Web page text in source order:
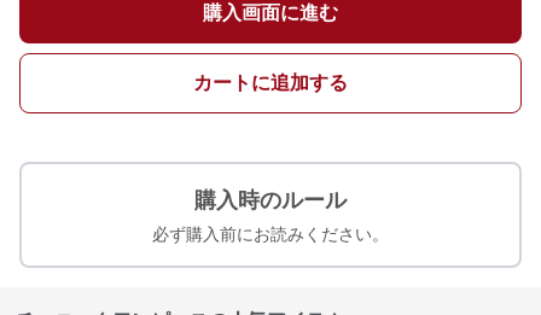
購入画面に進む
カートに追加する
購入時のルール
必ず購入前にお読みください。